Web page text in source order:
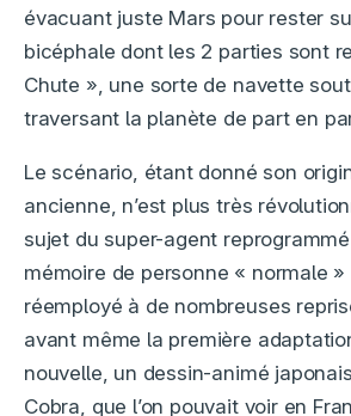
évacuant juste Mars pour rester
bicéphale dont les 2 parties sont
Chute », une sorte de navette
traversant la planète de part en
Le scénario, étant donné son
ancienne, n’est plus très
sujet du super-agent
mémoire de personne « normale
réemployé à de nombreuses
avant même la première
nouvelle, un dessin-animé
Cobra, que l’on pouvait voir en